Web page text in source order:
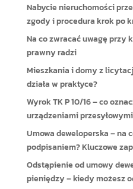
Nabycie nieruchomości
zgody i procedura krok po
Na co zwracać uwagę przy
prawny radzi
Mieszkania i domy z
działa w praktyce?
Wyrok TK P 10/16 – co
urządzeniami
Umowa deweloperska – na
podpisaniem? Kluczowe
Odstąpienie od umowy
pieniędzy – kiedy możesz